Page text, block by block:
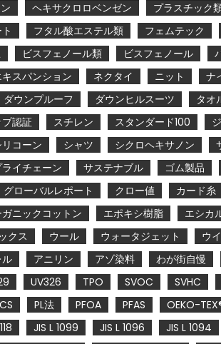
ヘキサクロロベンゼン プラスチック
フタル酸エステル類 フェムテック
ビスフェノール類 ビスフェノール
スパンション ネクタイ ニット ナ
ダウンプルーフ ダウンヒルスーツ タオ
認証 スチレン スタンダード100
リコーン シャツ シクロヘキサノン
イチェーン サステナブル ゴム製品
グローバルレポート クロー値 カード糸
ニックコットン エポキシ樹脂 エシカ
クス ウール ウォータジェット ウ
アニリン アゾ染料 わが街自慢
UV326 TPO SVOC SVHC
PL法 PFOA PFAS OEKO-
JIS L 1099 JIS L 1096 JIS L 1094